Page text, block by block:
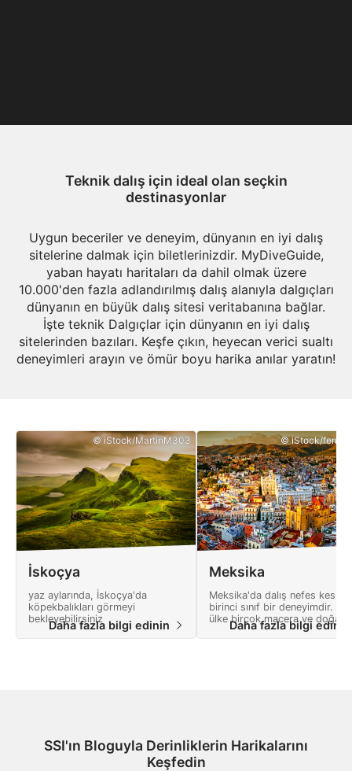
Teknik dalış için ideal olan seçkin
destinasyonlar
Uygun beceriler ve deneyim, dünyanın en iyi dalış
sitelerine dalmak için biletlerinizdir. MyDiveGuide,
yaban hayatı haritaları da dahil olmak üzere
10.000'den fazla adlandırılmış dalış alanıyla dalgıçları
dünyanın en büyük dalış sitesi veritabanına bağlar.
İşte teknik Dalgıçlar için dünyanın en iyi dalış
sitelerinden bazıları. Keşfe çıkın, heyecan verici sualtı
deneyimleri arayın ve ömür boyu harika anılar yaratın!
© iStock/MartinM303
İskoçya
yaz aylarında, İskoçya'da
köpekbalıkları görmeyi
bekleyebilirsiniz
Daha fazla bilgi edinin
© iStock/
Meksika
Meksika'da dalış nefes kesici,
birinci sınıf bir deneyimdir. Bu
ülke birçok macera ve doğa
harikaları dolu bir manzara
sunmaktadır.
Daha fazla bilgi
SSI'ın Bloguyla Derinliklerin Harikalarını
Keşfedin